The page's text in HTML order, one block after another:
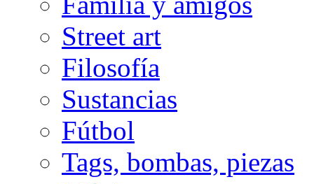
Street art
Filosofía
Sustancias
Fútbol
Tags, bombas, piezas